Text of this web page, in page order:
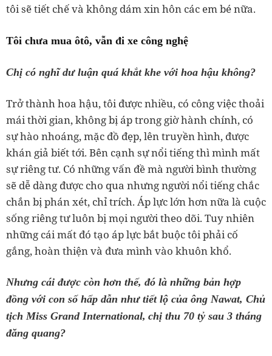
tôi sẽ tiết chế và không dám xin hôn các em bé nữa.
Tôi chưa mua ôtô, vẫn đi xe công nghệ
Chị có nghĩ dư luận quá khắt khe với hoa hậu không?
Trở thành hoa hậu, tôi được nhiều, có công việc thoải
mái thời gian, không bị áp trong giờ hành chính, có
sự hào nhoáng, mặc đồ đẹp, lên truyền hình, được
khán giả biết tới. Bên cạnh sự nổi tiếng thì mình mất
sự riêng tư. Có những vấn đề mà người bình thường
sẽ dễ dàng được cho qua nhưng người nổi tiếng chắc
chắn bị phán xét, chỉ trích. Áp lực lớn hơn nữa là cuộc
sống riêng tư luôn bị mọi người theo dõi. Tuy nhiên
những cái mất đó tạo áp lực bắt buộc tôi phải cố
gắng, hoàn thiện và đưa mình vào khuôn khổ.
Nhưng cái được còn hơn thế, đó là những bản hợp
đồng với con số hấp dẫn như tiết lộ của ông Nawat, Chủ
tịch Miss Grand International, chị thu 70 tỷ sau 3 tháng
đăng quang?